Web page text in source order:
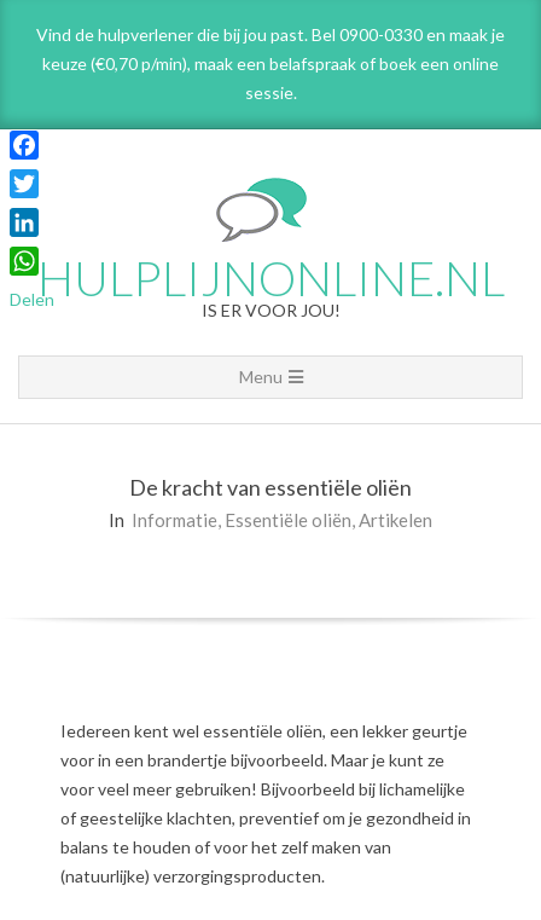
content
Vind de hulpverlener die bij jou past. Bel 0900-0330 en maak je
keuze (€0,70 p/min), maak een belafspraakof boek een online
sessie.
HULPLIJNONLINE.NL
IS ER VOOR JOU!
Navigation
Menu
Menu
De kracht van essentiële oliën
In Informatie, Essentiële oliën,Artikelen
Iedereen kent wel essentiële oliën, een lekker geurtje
voor in een brandertje bijvoorbeeld. Maar je kunt ze
voor veel meer gebruiken! Bijvoorbeeld bij lichamelijke
of geestelijke klachten, preventief om je gezondheid in
balans te houden of voor het zelf maken van
(natuurlijke) verzorgingsproducten.
Facebook
Twitter
LinkedIn
WhatsApp
Delen